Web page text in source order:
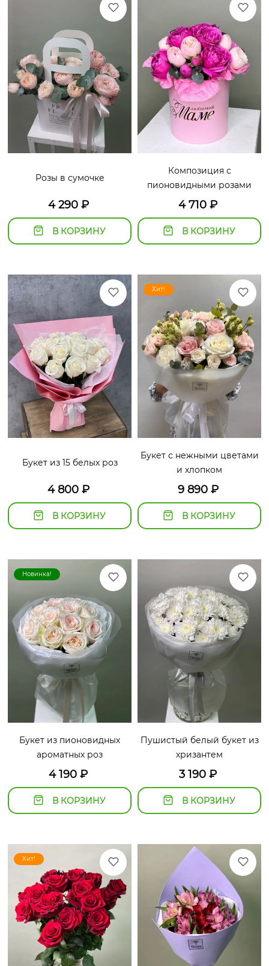
Розы в сумочке
4 290₽
В КОРЗИНУ
Композиция с
пионовидными розами
4 710 ₽
В КОРЗИНУ
Букет из 15 белых роз
4 800₽
В КОРЗИНУ
Хит!
Букет с нежными цветами
и хлопком
9 890₽
В КОРЗИНУ
Новинка!
Букет из пионовидных
ароматных роз
4 190 ₽
В КОРЗИНУ
Пушистый белый букет из
хризантем
3 190 ₽
В КОРЗИНУ
Хит!